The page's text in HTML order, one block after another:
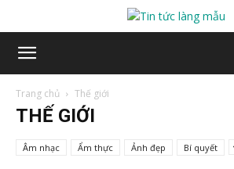
Trang chủ Thế giới
THẾ GIỚI
Âm nhạc Ẩm thực Ảnh đẹp Bí quyết